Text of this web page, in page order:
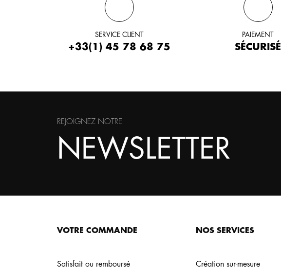
SERVICE CLIENT
+33(1) 45 78 68 75
PAIEMENT
SÉCURISÉ
REJOIGNEZ NOTRE
NEWSLETTER
VOTRE COMMANDE
Satisfait ou remboursé
NOS SERVICES
Création sur-mesure